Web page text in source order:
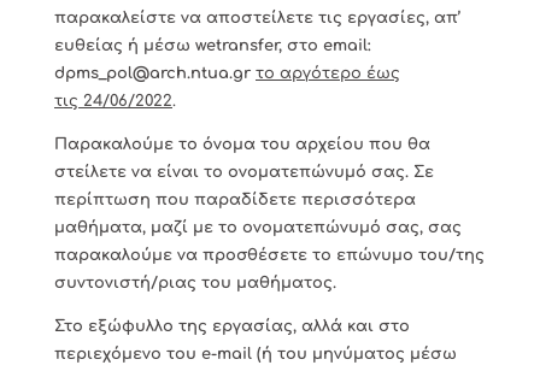
παρακαλείστε να αποστείλετε τις εργασίες, απ’
ευθείας ή μέσω wetransfer, στο email:
dpms_pol@arch.ntua.gr το αργότερο έως
τις 24/06/2022.
Παρακαλούμε το όνομα του αρχείου που θα
στείλετε να είναι το ονοματεπώνυμό σας. Σε
περίπτωση που παραδίδετε περισσότερα
μαθήματα, μαζί με το ονοματεπώνυμό σας, σας
παρακαλούμε να προσθέσετε το επώνυμο του/της
συντονιστή/ριας του μαθήματος.
Στο εξώφυλλο της εργασίας, αλλά και στο
περιεχόμενο του e-mail (ή του μηνύματος μέσω